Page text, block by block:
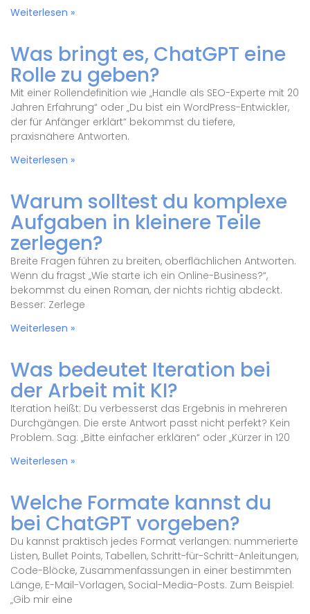
Weiterlesen »
Was bringt es, ChatGPT eine
Rolle zu geben?
Mit einer Rollendefinition wie „Handle als SEO-Experte mit 20
Jahren Erfahrung“ oder „Du bist ein WordPress-Entwickler,
der für Anfänger erklärt“ bekommst du tiefere,
praxisnähere Antworten.
Weiterlesen »
Warum solltest du komplexe
Aufgaben in kleinere Teile
zerlegen?
Breite Fragen führen zu breiten, oberflächlichen Antworten.
Wenn du fragst „Wie starte ich ein Online-Business?“,
bekommst du einen Roman, der nichts richtig abdeckt.
Besser: Zerlege
Weiterlesen »
Was bedeutet Iteration bei
der Arbeit mit KI?
Iteration heißt: Du verbesserst das Ergebnis in mehreren
Durchgängen. Die erste Antwort passt nicht perfekt? Kein
Problem. Sag: „Bitte einfacher erklären“ oder „Kürzer in 120
Weiterlesen »
Welche Formate kannst du
bei ChatGPT vorgeben?
Du kannst praktisch jedes Format verlangen: nummerierte
Listen, Bullet Points, Tabellen, Schritt-für-Schritt-Anleitungen,
Code-Blöcke, Zusammenfassungen in einer bestimmten
Länge, E-Mail-Vorlagen, Social-Media-Posts. Zum Beispiel:
„Gib mir eine